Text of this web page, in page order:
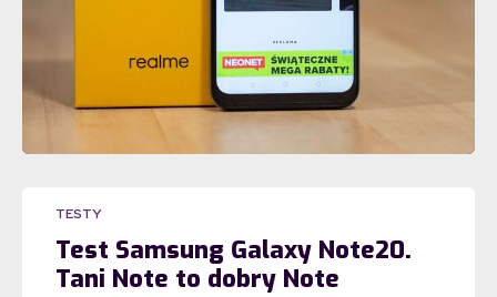
TESTY
Test Samsung Galaxy Note20.
Tani Note to dobry Note